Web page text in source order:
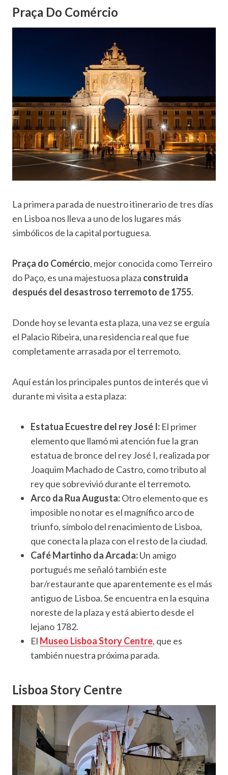
Praça Do Comércio
La primera parada de nuestro itinerario de tres días
en Lisboa nos lleva a uno de los lugares más
simbólicos de la capital portuguesa.
Praça do Comércio, mejor conocida como Terreiro
do Paço, es una majestuosa plaza construida
después del desastroso terremoto de 1755.
Donde hoy se levanta esta plaza, una vez se erguía
el Palacio Ribeira, una residencia real que fue
completamente arrasada por el terremoto.
Aquí están los principales puntos de interés que vi
durante mi visita a esta plaza:
Estatua Ecuestre del rey José I: El primer
elemento que llamó mi atención fue la gran
estatua de bronce del rey José I, realizada por
Joaquim Machado de Castro, como tributo al
rey que sobrevivió durante el terremoto.
Arco da Rua Augusta:Otro elemento que es
imposible no notar es el magnífico arco de
triunfo, símbolo del renacimiento de Lisboa,
que conecta la plaza con el resto de la ciudad.
Café Martinho da Arcada:Un amigo
portugués me señaló también este
bar/restaurante que aparentemente es el más
antiguo de Lisboa. Se encuentra en la esquina
noreste de la plaza y está abierto desde el
lejano 1782.
El Museo Lisboa Story Centre, que es
también nuestra próxima parada.
Lisboa Story Centre